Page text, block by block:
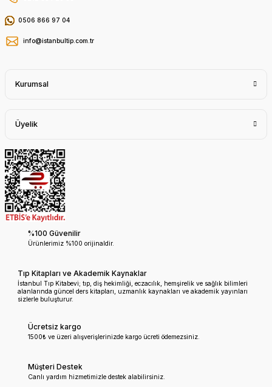
0506 866 97 04
info@istanbultip.com.tr
Kurumsal
Üyelik
%100 Güvenilir
Ürünlerimiz %100 orijinaldir.
Tıp Kitapları ve Akademik Kaynaklar
İstanbul Tıp Kitabevi; tıp, diş hekimliği, eczacılık, hemşirelik ve sağlık bilimleri
alanlarında güncel ders kitapları, uzmanlık kaynakları ve akademik yayınları
sizlerle buluşturur.
Ücretsiz kargo
1500₺ ve üzeri alışverişlerinizde kargo ücreti ödemezsiniz.
Müşteri Destek
Canlı yardım hizmetimizle destek alabilirsiniz.